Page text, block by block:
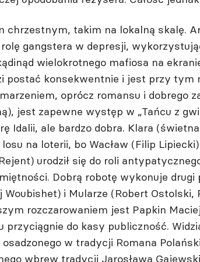
chrzestnym, takim na lokalną skalę.
rolę gangstera w depresji,
wielokrotnego mafiosa na
postać konsekwentnie i jest przy tym
oprócz romansu i dobrego
jest zapewne występ w „Tańcu z
Idalii, ale bardzo dobra. Klara
na loterii, bo Wacław (Filip
urodził się do roli
Dobrą robotę wykonuje
Woubishet) i Mularze (Robert
rozczarowaniem jest Papkin
przyciągnie do kasy publiczność.
w tradycji Romana
wbrew tradycji Jarosława